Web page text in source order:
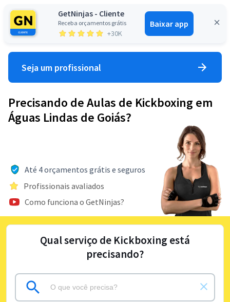
GetNinjas - Cliente
Receba orçamentos grátis
+30K
Baixar app
Entrar
Seja um profissional
Precisando de Aulas de Kickboxing em
Águas Lindas de Goiás?
Até 4 orçamentos grátis e seguros
Profissionais avaliados
Como funciona o GetNinjas?
Qual serviço de Kickboxing está
precisando?